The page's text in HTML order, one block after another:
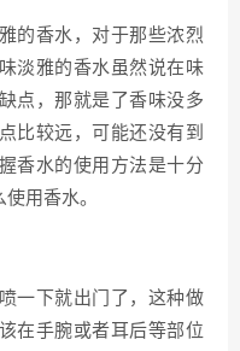
的香水，对于那些浓烈
淡雅的香水虽然说在味
点，那就是了香味没多
比较远，可能还没有到
香水的使用方法是十分
用香水。
一下就出门了，这种做
在手腕或者耳后等部位